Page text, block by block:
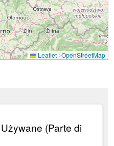
Leaflet|OpenStreetMap
(Parte di